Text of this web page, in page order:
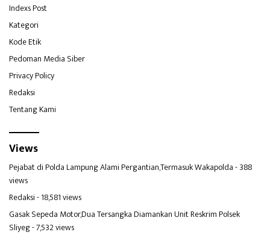
Indexs Post
Kategori
Kode Etik
Pedoman Media Siber
Privacy Policy
Redaksi
Tentang Kami
Views
Pejabat di Polda Lampung Alami Pergantian,Termasuk Wakapolda- 388
views
Redaksi- 18,581 views
Gasak Sepeda Motor,Dua Tersangka Diamankan Unit Reskrim Polsek
Sliyeg- 7,532 views